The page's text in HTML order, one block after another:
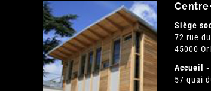
Siège
72 rue
45000
Accueil
57 quai